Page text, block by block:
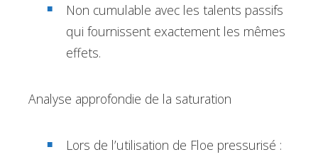
Non cumulable avec les talents passifs
qui fournissent exactement les mêmes
effets.
Analyse approfondie de la saturation
Lors de l’utilisation de Floe pressurisé :